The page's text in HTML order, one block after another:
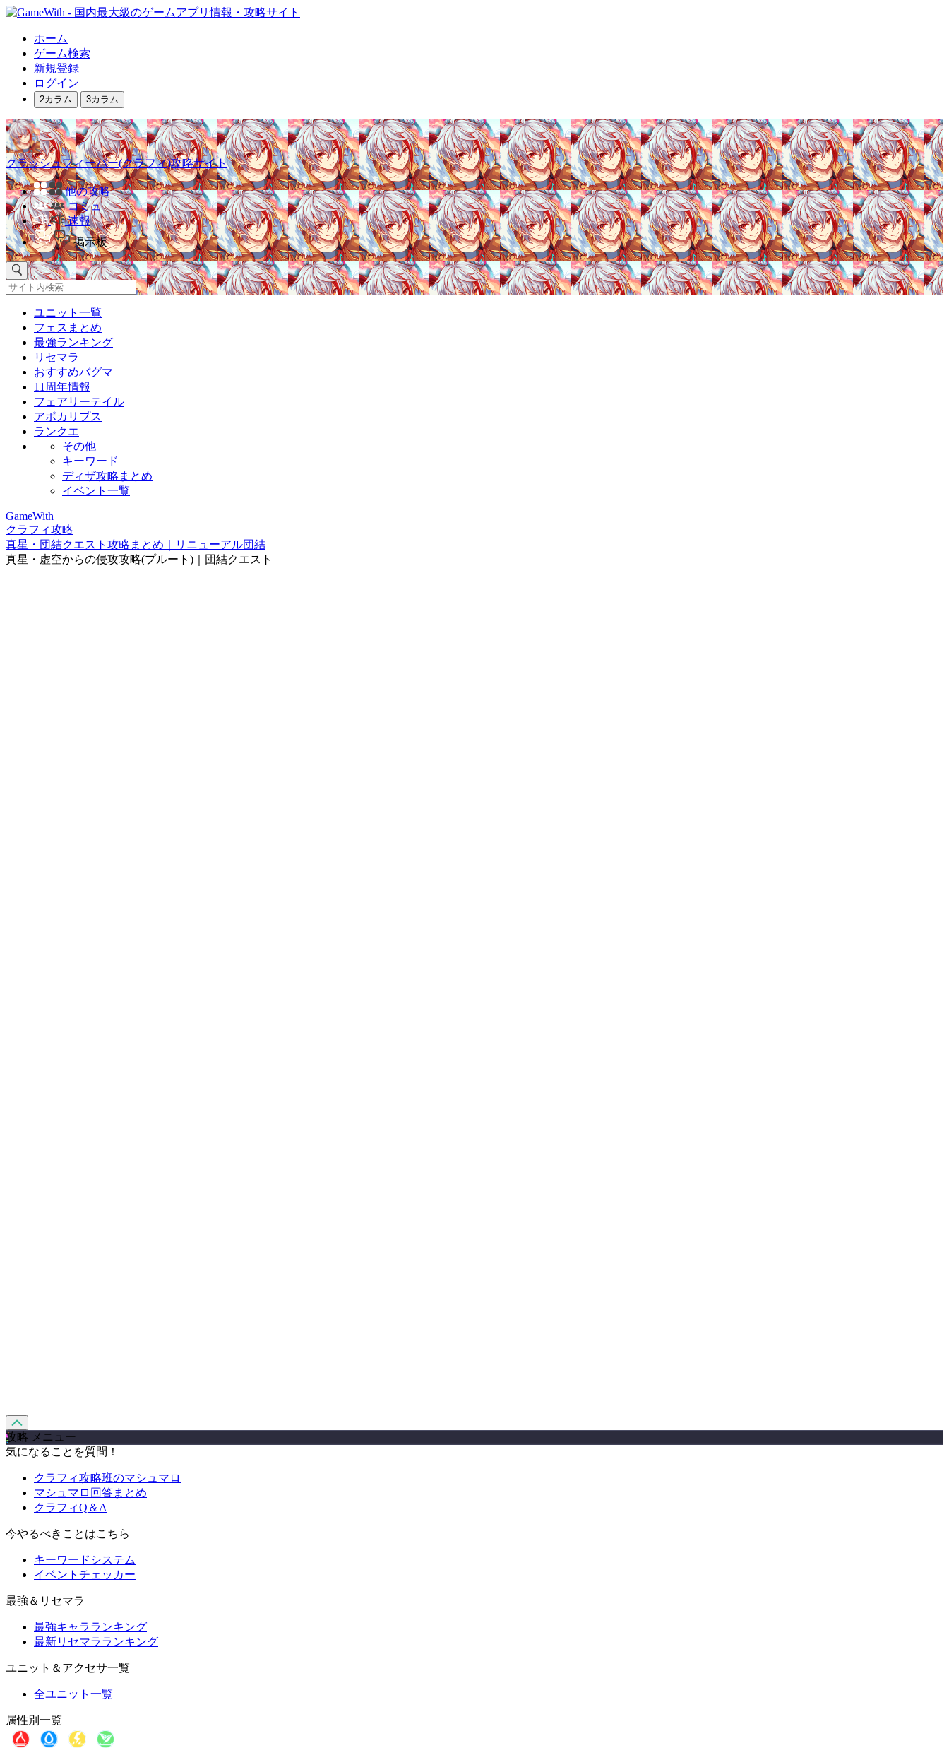
ホーム
ゲーム検索
新規登録
ログイン
2カラム 3カラム
クラッシュフィーバー(クラフィ)攻略サイト
他の攻略
コミュ
速報
掲示板
ユニット一覧
フェスまとめ
最強ランキング
リセマラ
おすすめバグマ
11周年情報
フェアリーテイル
アポカリプス
ランクエ
その他
キーワード
ディザ攻略まとめ
イベント一覧
GameWith
クラフィ攻略
真星・団結クエスト攻略まとめ｜リニューアル団結
真星・虚空からの侵攻攻略(プルート)｜団結クエスト
攻略 メニュー
気になることを質問！
クラフィ攻略班のマシュマロ
マシュマロ回答まとめ
クラフィQ＆A
今やるべきことはこちら
キーワードシステム
イベントチェッカー
最強＆リセマラ
最強キャラランキング
最新リセマラランキング
ユニット＆アクセサ一覧
全ユニット一覧
属性別一覧